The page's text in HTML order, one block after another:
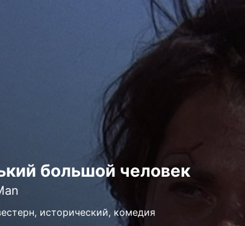
большой человек
исторический, комедия